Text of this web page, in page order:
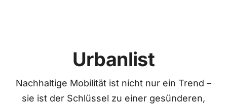
Urbanlist
Nachhaltige Mobilität ist nicht nur ein Trend –
sie ist der Schlüssel zu einer gesünderen,